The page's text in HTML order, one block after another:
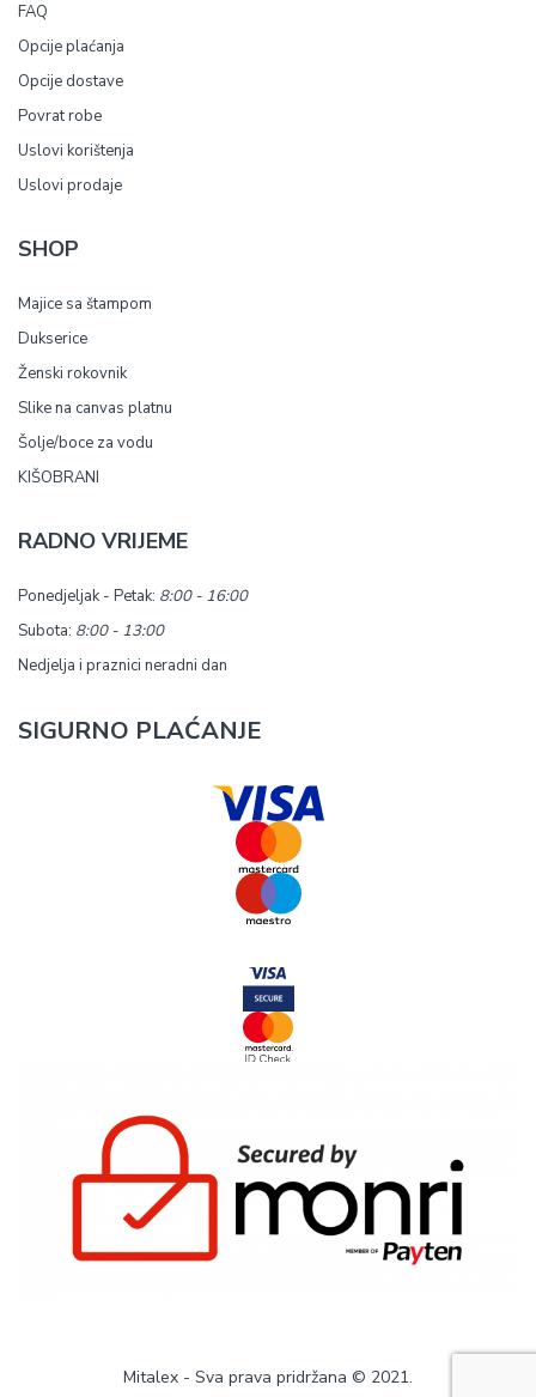
FAQ
Opcije plaćanja
Opcije dostave
Povrat robe
Uslovi korištenja
Uslovi prodaje
SHOP
Majice sa štampom
Dukserice
Ženski rokovnik
Slike na canvas platnu
Šolje/boce za vodu
KIŠOBRANI
RADNO VRIJEME
Ponedjeljak - Petak: 8:00 - 16:00
Subota: 8:00 - 13:00
Nedjelja i praznici neradni dan
SIGURNO PLAĆANJE
Mitalex - Sva prava pridržana © 2021.